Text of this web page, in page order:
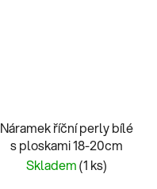
Náramek říční perly bílé
s ploskami 18-20cm
Skladem(1 ks)